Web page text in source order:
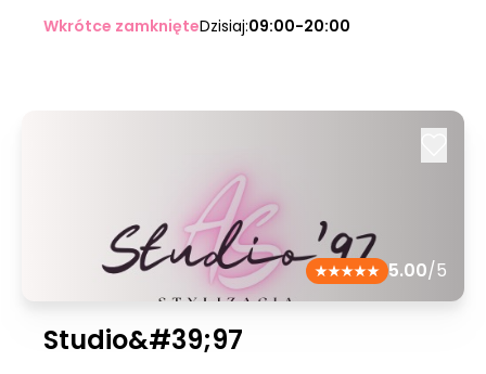
Wkrótce zamknięteDzisiaj:09:00-20:00
5.00/5
Studio&#39;97